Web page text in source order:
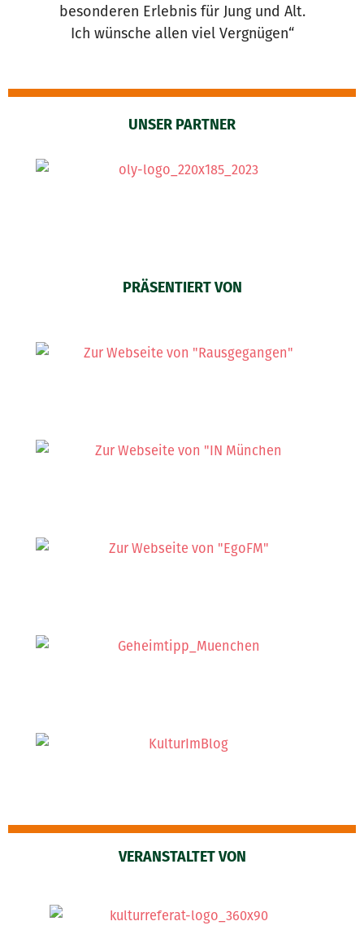
besonderen Erlebnis für Jung und Alt.
Ich wünsche allen viel Vergnügen“
UNSER PARTNER
PRÄSENTIERT VON
VERANSTALTET VON